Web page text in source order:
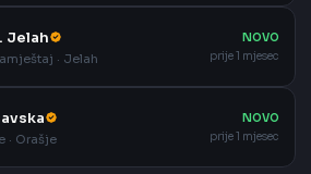
Jelah
· Jelah
NOVO
prije 1 mjesec
· Orašje
NOVO
prije 1 mjesec